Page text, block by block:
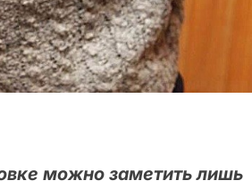
можно заметить лишь